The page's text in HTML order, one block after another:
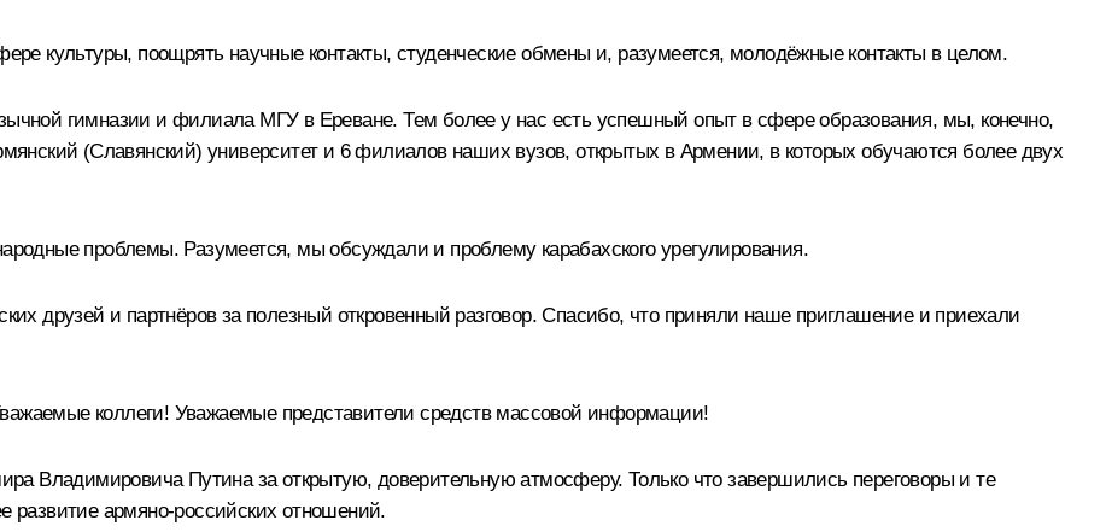
культуры, поощрять научные контакты, студенческие обмены и, разумеется, молодёжные контакты в целом.
гимназии и филиала МГУ в Ереване. Тем более у нас есть успешный опыт в сфере образования, мы, конечно,
(Славянский) университет и 6 филиалов наших вузов, открытых в Армении, в которых обучаются более двух
проблемы. Разумеется, мы обсуждали и проблему карабахского урегулирования.
друзей и партнёров за полезный откровенный разговор. Спасибо, что приняли наше приглашение и приехали
коллеги! Уважаемые представители средств массовой информации!
Владимировича Путина за открытую, доверительную атмосферу. Только что завершились переговоры и те
развитие армяно-российских отношений.